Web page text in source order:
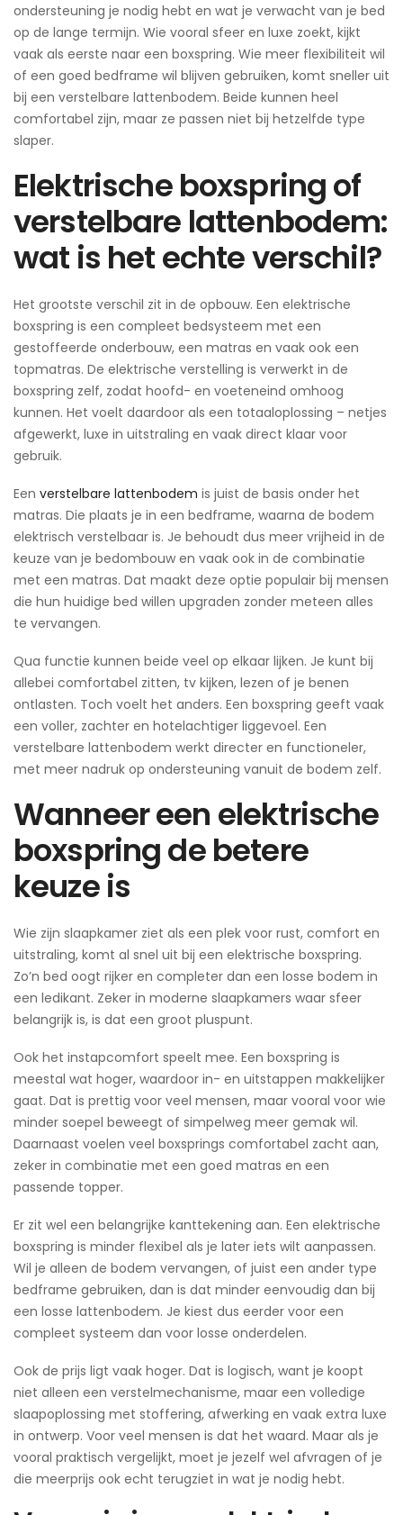
ondersteuning je nodig hebt en wat je verwacht van je bed
op de lange termijn. Wie vooral sfeer en luxe zoekt, kijkt
vaak als eerste naar een boxspring. Wie meer flexibiliteit wil
of een goed bedframe wil blijven gebruiken, komt sneller uit
bij een verstelbare lattenbodem. Beide kunnen heel
comfortabel zijn, maar ze passen niet bij hetzelfde type
slaper.
Elektrische boxspring of
verstelbare lattenbodem:
wat is het echte verschil?
Het grootste verschil zit in de opbouw. Een elektrische
boxspring is een compleet bedsysteem met een
gestoffeerde onderbouw, een matras en vaak ook een
topmatras. De elektrische verstelling is verwerkt in de
boxspring zelf, zodat hoofd- en voeteneind omhoog
kunnen. Het voelt daardoor als een totaaloplossing – netjes
afgewerkt, luxe in uitstraling en vaak direct klaar voor
gebruik.
Een verstelbare lattenbodem is juist de basis onder het
matras. Die plaats je in een bedframe, waarna de bodem
elektrisch verstelbaar is. Je behoudt dus meer vrijheid in de
keuze van je bedombouw en vaak ook in de combinatie
met een matras. Dat maakt deze optie populair bij mensen
die hun huidige bed willen upgraden zonder meteen alles
te vervangen.
Qua functie kunnen beide veel op elkaar lijken. Je kunt bij
allebei comfortabel zitten, tv kijken, lezen of je benen
ontlasten. Toch voelt het anders. Een boxspring geeft vaak
een voller, zachter en hotelachtiger liggevoel. Een
verstelbare lattenbodem werkt directer en functioneler,
met meer nadruk op ondersteuning vanuit de bodem zelf.
Wanneer een elektrische
boxspring de betere
keuze is
Wie zijn slaapkamer ziet als een plek voor rust, comfort en
uitstraling, komt al snel uit bij een elektrische boxspring.
Zo’n bed oogt rijker en completer dan een losse bodem in
een ledikant. Zeker in moderne slaapkamers waar sfeer
belangrijk is, is dat een groot pluspunt.
Ook het instapcomfort speelt mee. Een boxspring is
meestal wat hoger, waardoor in- en uitstappen makkelijker
gaat. Dat is prettig voor veel mensen, maar vooral voor wie
minder soepel beweegt of simpelweg meer gemak wil.
Daarnaast voelen veel boxsprings comfortabel zacht aan,
zeker in combinatie met een goed matras en een
passende topper.
Er zit wel een belangrijke kanttekening aan. Een elektrische
boxspring is minder flexibel als je later iets wilt aanpassen.
Wil je alleen de bodem vervangen, of juist een ander type
bedframe gebruiken, dan is dat minder eenvoudig dan bij
een losse lattenbodem. Je kiest dus eerder voor een
compleet systeem dan voor losse onderdelen.
Ook de prijs ligt vaak hoger. Dat is logisch, want je koopt
niet alleen een verstelmechanisme, maar een volledige
slaapoplossing met stoffering, afwerking en vaak extra luxe
in ontwerp. Voor veel mensen is dat het waard. Maar als je
vooral praktisch vergelijkt, moet je jezelf wel afvragen of je
die meerprijs ook echt terugziet in wat je nodig hebt.